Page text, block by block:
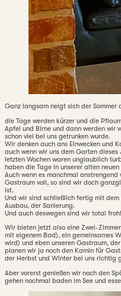
Ganz langsam neigt sich der Sommer
die Tage werden kürzer und die
Apfel und Birne und dann werden wir
schon viel bei uns getrunken wurde.
Wir denken auch ans Einwecken und
auch wenn wir uns dem Garten
letzten Wochen waren unglaublich
haben die Tage in unserer alten
Auch wenn es manchmal
Gastraum voll, so sind wir doch
ist.
Und wir sind schließlich fertig mit dem
Ausbau, der Sanierung.
Und auch deswegen sind wir total froh!
Wir bieten jetzt also eine Zwei-
mit eigenem Bad), ein gemeinsames
wird) und eben unseren Gastraum,
planen wir ja noch den Kamin für
der Herbst und Winter bei uns richtig
Aber vorerst genießen wir noch den
gehen nochmal baden im See und